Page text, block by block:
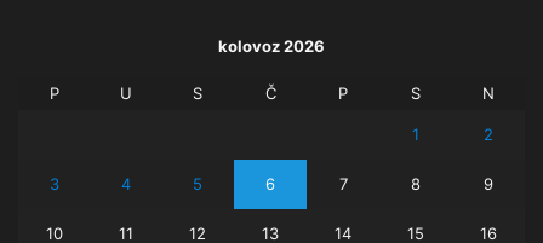
kolovoz 2026
P U S Č P S N
1 2
3 4 5 6 7 8 9
10 11 12 13 14 15 16